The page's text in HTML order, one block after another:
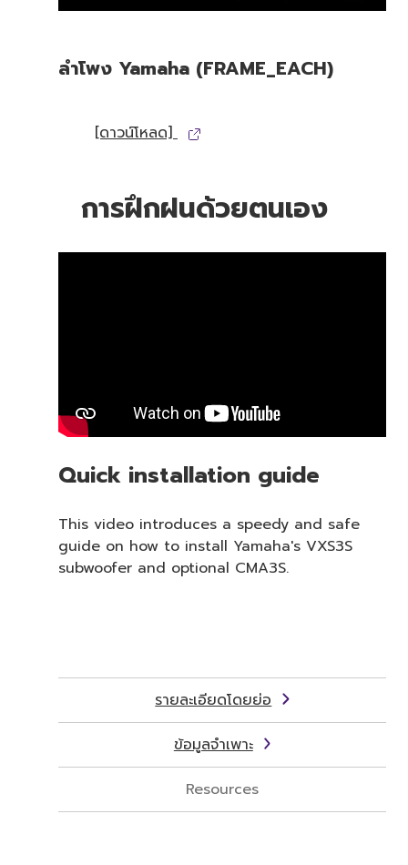
ลำโพง Yamaha (FRAME_EACH)
[ดาวน์โหลด]
การฝึกฝนด้วยตนเอง
Quick installation guide
This video introduces a speedy and safe
guide on how to install Yamaha's VXS3S
subwoofer and optional CMA3S.
รายละเอียดโดยย่อ
ข้อมูลจำเพาะ
Resources